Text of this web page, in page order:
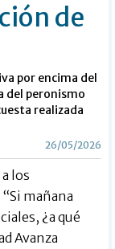
de
por encima del
del peronismo
realizada
26/05/2026
los
mañana
¿a qué
Avanza